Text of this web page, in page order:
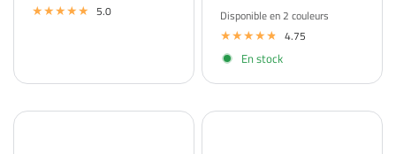
5.0
WhiteBlack
Disponible en 2 couleurs
4.75
En stock